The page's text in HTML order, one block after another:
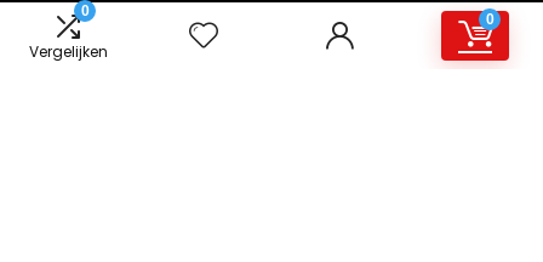
0
Vergelijken
0
Over ons